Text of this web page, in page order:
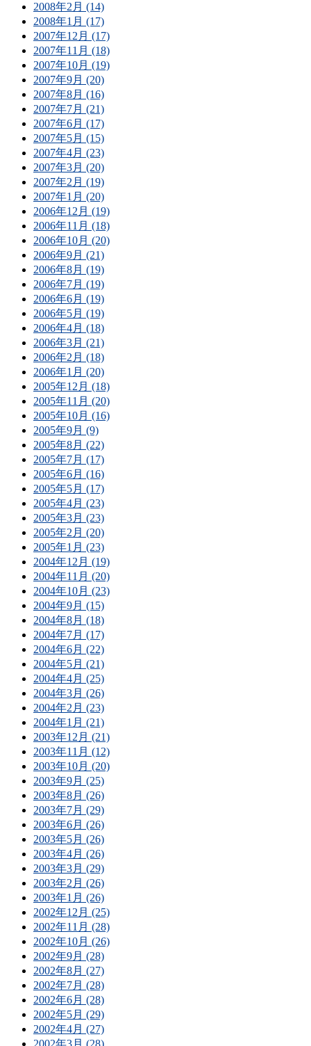
2008年2月 (14)
2008年1月 (17)
2007年12月 (17)
2007年11月 (18)
2007年10月 (19)
2007年9月 (20)
2007年8月 (16)
2007年7月 (21)
2007年6月 (17)
2007年5月 (15)
2007年4月 (23)
2007年3月 (20)
2007年2月 (19)
2007年1月 (20)
2006年12月 (19)
2006年11月 (18)
2006年10月 (20)
2006年9月 (21)
2006年8月 (19)
2006年7月 (19)
2006年6月 (19)
2006年5月 (19)
2006年4月 (18)
2006年3月 (21)
2006年2月 (18)
2006年1月 (20)
2005年12月 (18)
2005年11月 (20)
2005年10月 (16)
2005年9月 (9)
2005年8月 (22)
2005年7月 (17)
2005年6月 (16)
2005年5月 (17)
2005年4月 (23)
2005年3月 (23)
2005年2月 (20)
2005年1月 (23)
2004年12月 (19)
2004年11月 (20)
2004年10月 (23)
2004年9月 (15)
2004年8月 (18)
2004年7月 (17)
2004年6月 (22)
2004年5月 (21)
2004年4月 (25)
2004年3月 (26)
2004年2月 (23)
2004年1月 (21)
2003年12月 (21)
2003年11月 (12)
2003年10月 (20)
2003年9月 (25)
2003年8月 (26)
2003年7月 (29)
2003年6月 (26)
2003年5月 (26)
2003年4月 (26)
2003年3月 (29)
2003年2月 (26)
2003年1月 (26)
2002年12月 (25)
2002年11月 (28)
2002年10月 (26)
2002年9月 (28)
2002年8月 (27)
2002年7月 (28)
2002年6月 (28)
2002年5月 (29)
2002年4月 (27)
2002年3月 (28)